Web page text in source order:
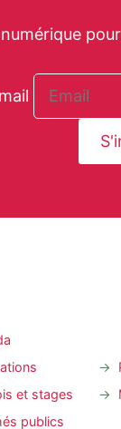
et stages
publics